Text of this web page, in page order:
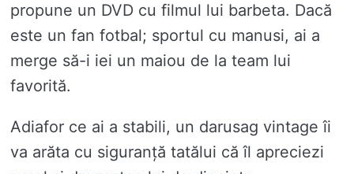
propune un DVD cu filmul lui barbeta. Dacă
este un fan fotbal; sportul cu manusi, ai a
merge să-i iei un maiou de la team lui
favorită.
Adiafor ce ai a stabili, un darusag vintage îi
va arăta cu siguranță tatălui că îl apreciezi